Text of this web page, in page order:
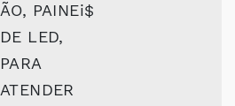
ÃO, PAINEi$
DE LED,
PARA
ATENDER